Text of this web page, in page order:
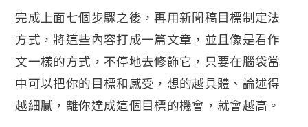
完成上面七個步驟之後，再用新聞稿目標制定法
方式，將這些內容打成一篇文章，並且像是看作
文一樣的方式，不停地去修飾它，只要在腦袋當
中可以把你的目標和感受，想的越具體、論述得
越細膩，離你達成這個目標的機會，就會越高。